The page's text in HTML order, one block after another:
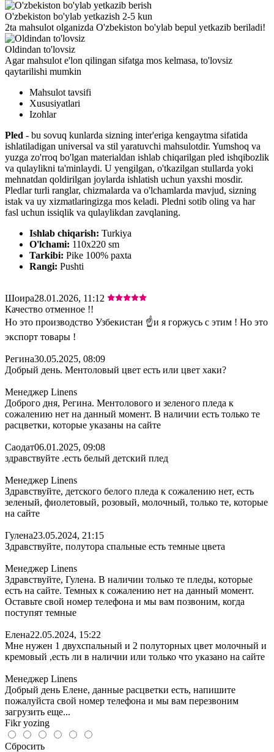
O'zbekiston bo'ylab yetkazish 2-5 kun
2ta mahsulot olganizda O'zbekiston bo'ylab bepul yetkazib beriladi!
Oldindan to'lovsiz
Agar mahsulot e'lon qilingan sifatga mos kelmasa, to'lovsiz
qaytarilishi mumkin
Mahsulot tavsifi
Xususiyatlari
Izohlar
Pled - bu sovuq kunlarda sizning inter'eriga kengaytma sifatida
ishlatiladigan universal va stil yaratuvchi mahsulotdir. Yumshoq va
yuzga zo'rroq bo'lgan materialdan ishlab chiqarilgan pled ishqibozlik
va qulaylikni ta'minlaydi. U yengilgan, o'tkazilgan stullarda yoki
mehnatdan qoldirilgan joylarda ishlatish uchun yaxshi mosdir.
Pledlar turli ranglar, chizmalarda va o'lchamlarda mavjud, sizning
istak va uy xizmatlaringizga mos keladi. Pledni sotib oling va har
fasl uchun issiqlik va qulaylikdan zavqlaning.
Ishlab chiqarish: Turkiya
O'lchami: 110x220 sm
Tarkibi: Pike 100% paxta
Rangi: Pushti
Шоира28.01.2026, 11:12
Качество отменное !!
Но это производство Узбекистан ☝️и я горжусь с этим ! Но это
экспорт товары !
Регина30.05.2025, 08:09
Добрый день. Ментоловый цвет есть или цвет хаки?
Менеджер Linens
Доброго дня, Регина. Ментолового и зеленого пледа к
сожалению нет на данный момент. В наличии есть только те
расцветки, которые указаны на сайте
Саодат06.01.2025, 09:08
здравствуйте .есть белый детский плед
Менеджер Linens
Здравствуйте, детского белого пледа к сожалению нет, есть
зеленый, фиолетовый, розовый, молочный, только те, которые
на сайте
Гулена23.05.2024, 21:15
Здравствуйте, полутора спальные есть темные цвета
Менеджер Linens
Здравствуйте, Гулена. В наличии только те пледы, которые
есть на сайте. Темных к сожалению нет на данный момент.
Оставьте свой номер телефона и мы вам позвоним, когда
поступят темные
Елена22.05.2024, 15:22
Мне нужен 1 двухспальный и 2 полуторных цвет молочный и
кремовый ,есть ли в наличии или только что указано на сайте
Менеджер Linens
Добрый день Елене, данные расцветки есть, напишите
пожалуйста свой номер телефона и мы вам перезвоним
загрузить еще...
Fikr yozing
Сбросить